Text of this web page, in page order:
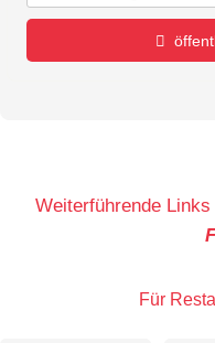
Weiterführende
Für